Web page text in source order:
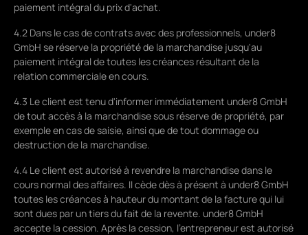
paiement intégral du prix d'achat.
4.2 Dans le cas de contrats avec des professionnels, under8
GmbH se réserve la propriété de la marchandise jusqu'au
paiement intégral de toutes les créances résultant de la
relation commerciale en cours.
4.3 Le client est tenu d'informer immédiatement under8 GmbH
de tout accès à la marchandise sous réserve de propriété, par
exemple en cas de saisie, ainsi que de tout dommage ou
destruction de la marchandise.
4.4 Le client est autorisé à revendre la marchandise dans le
cours normal des affaires. Il cède dès à présent à under8 GmbH
toutes les créances à hauteur du montant de la facture qui lui
sont dues par un tiers du fait de la revente. under8 GmbH
accepte la cession. Après la cession, l'entrepreneur est autorisé